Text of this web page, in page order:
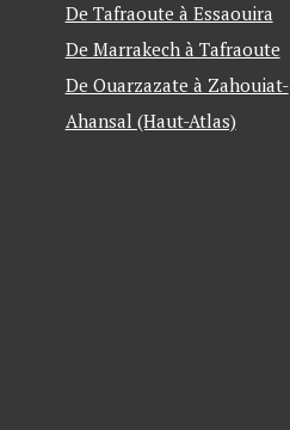
De Tafraoute à Essaouira
De Marrakech à Tafraoute
De Ouarzazate à Zahouiat-
Ahansal (Haut-Atlas)